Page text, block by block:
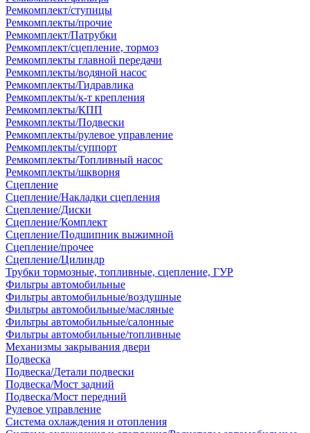
Ремкомплект/ступицы
Ремкомплекты/прочие
Ремкомплект/Патрубки
Ремкомплект/сцепление, тормоз
Ремкомплекты главной передачи
Ремкомплекты/водяной насос
Ремкомплекты/Гидравлика
Ремкомплекты/к-т крепления
Ремкомплекты/КПП
Ремкомплекты/Подвески
Ремкомплекты/рулевое управление
Ремкомплекты/суппорт
Ремкомплекты/Топливный насос
Ремкомплекты/шкворня
Сцепление
Сцепление/Накладки сцепления
Сцепление/Диски
Сцепление/Комплект
Сцепление/Подшипник выжимной
Сцепление/прочее
Сцепление/Цилиндр
Трубки тормозные, топливные, сцепление, ГУР
Фильтры автомобильные
Фильтры автомобильные/воздушные
Фильтры автомобильные/масляные
Фильтры автомобильные/салонные
Фильтры автомобильные/топливные
Механизмы закрывания двери
Подвеска
Подвеска/Детали подвески
Подвеска/Мост задний
Подвеска/Мост передний
Рулевое управление
Система охлаждения и отопления